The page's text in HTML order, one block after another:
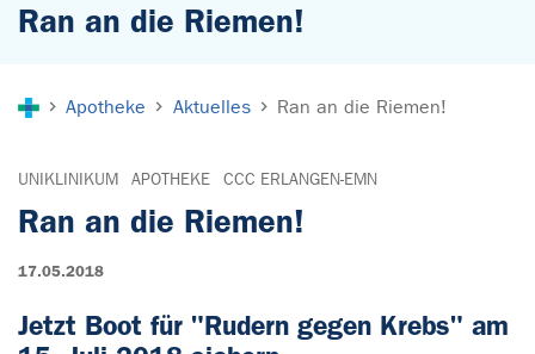
Ran an die Riemen!
Apotheke Aktuelles Ran an die Riemen!
UNIKLINIKUM APOTHEKE CCC ERLANGEN-EMN
Ran an die Riemen!
17.05.2018
Jetzt Boot für "Rudern gegen Krebs" am